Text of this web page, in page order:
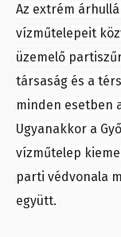
Az extrém
vízműtelepeit
üzemelő
társaság és a
minden esetben
Ugyanakkor a
vízműtelep
parti védvonala
együtt.